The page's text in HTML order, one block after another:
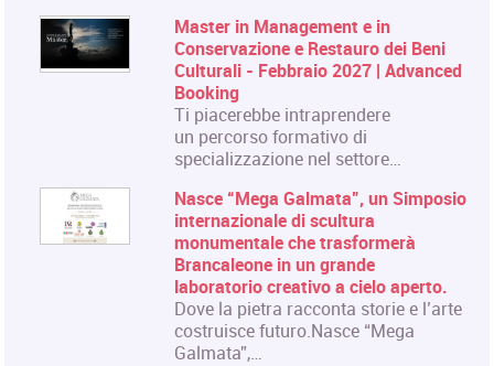
Master in Management e in
Conservazione e Restauro dei Beni
Culturali - Febbraio 2027 | Advanced
Booking
Ti piacerebbe intraprendere
un percorso formativo di
specializzazione nel settore…
Nasce “Mega Galmata”, un Simposio
internazionale di scultura
monumentale che trasformerà
Brancaleone in un grande
laboratorio creativo a cielo aperto.
Dove la pietra racconta storie e l’arte
costruisce futuro.Nasce “Mega
Galmata”,…